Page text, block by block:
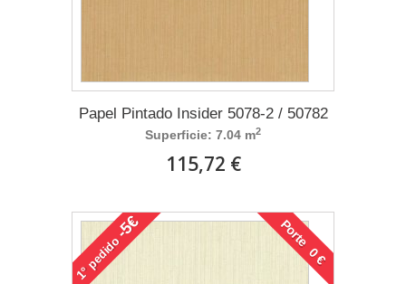
Papel Pintado Insider 5078-2 / 50782
Superficie: 7.04 m2
115,72 €
1°
pedido
-5€ Porte 0 €